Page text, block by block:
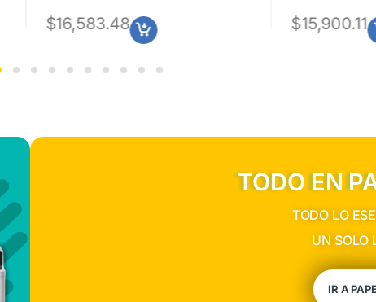
$16,583.48 $15,900.11
TODO EN
TODO LO
UN SOLO
IR A